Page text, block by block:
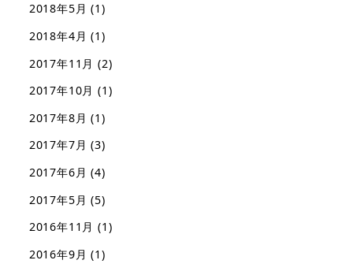
2018年5月 (1)
2018年4月 (1)
2017年11月 (2)
2017年10月 (1)
2017年8月 (1)
2017年7月 (3)
2017年6月 (4)
2017年5月 (5)
2016年11月 (1)
2016年9月 (1)